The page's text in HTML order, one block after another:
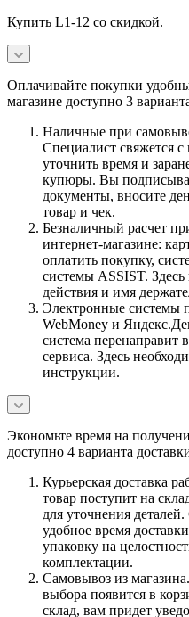
Купить L1-12 со скидкой.
Оплачивайте покупки
магазине доступно 3
Наличные при
Специалист свяжется
уточнить время и
купюры. Вы
документы, вносите
товар и чек.
Безналичный расчет
интернет-магазине:
оплатить покупку,
системы ASSIST.
действия и имя
Электронные системы
WebMoney и
система перенаправит
сервиса. Здесь
инструкции.
Экономьте время на
доступно 4 варианта
Курьерская доставка
товар поступит на
для уточнения
удобное время
упаковку на
комплектации.
Самовывоз из
выбора появится в
склад, вам придет